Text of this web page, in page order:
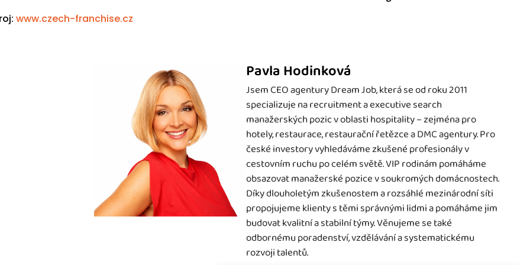
www.czech-franchise.cz
Pavla Hodinková
Jsem CEO agentury Dream Job, která se od roku 2011
specializuje na recruitment a executive search
manažerských pozic v oblasti hospitality – zejména pro
hotely, restaurace, restaurační řetězce a DMC agentury. Pro
české investory vyhledáváme zkušené profesionály v
cestovním ruchu po celém světě. VIP rodinám pomáháme
obsazovat manažerské pozice v soukromých domácnostech.
Díky dlouholetým zkušenostem a rozsáhlé mezinárodní síti
propojujeme klienty s těmi správnými lidmi a pomáháme jim
budovat kvalitní a stabilní týmy. Věnujeme se také
odbornému poradenství, vzdělávání a systematickému
rozvoji talentů.